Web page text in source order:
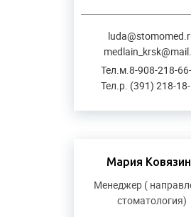
Тел.м.8-908-218-
Тел.р. (391) 218-
Мария
Менеджер (
стоматология)